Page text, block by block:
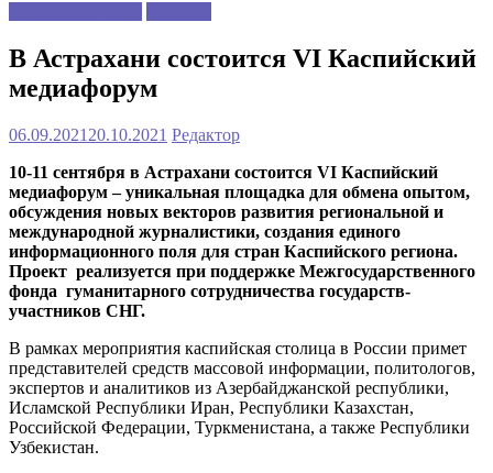
В Астрахани состоится VI Каспийский
медиафорум
06.09.2021 20.10.2021 Редактор
10-11 сентября в Астрахани состоится VI Каспийский
медиафорум – уникальная площадка для обмена опытом,
обсуждения новых векторов развития региональной и
международной журналистики, создания единого
информационного поля для стран Каспийского региона.
Проект реализуется при поддержке Межгосударственного
фонда гуманитарного сотрудничества государств-
участников СНГ.
В рамках мероприятия каспийская столица в России примет
представителей средств массовой информации, политологов,
экспертов и аналитиков из Азербайджанской республики,
Исламской Республики Иран, Республики Казахстан,
Российской Федерации, Туркменистана, а также Республики
Узбекистан.